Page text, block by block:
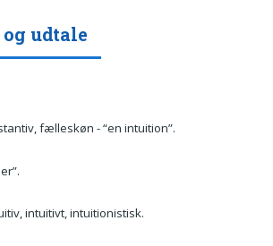
udtale
fælleskøn - “en intuition”.
intuitivt, intuitionistisk.